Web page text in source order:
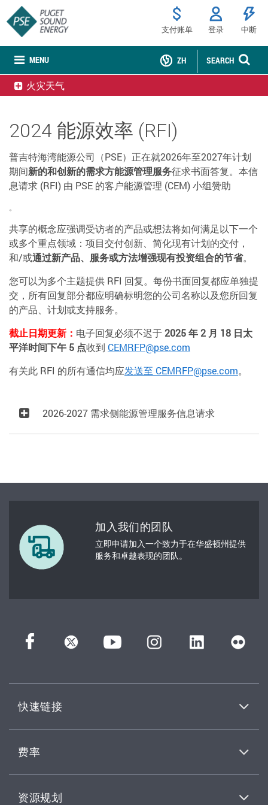
MENU
支付账单 登录 中断
SEARCH
ZH
火灾天气
2024 能源效率 (RFI)
普吉特海湾能源公司（PSE）正在就2026年至2027年计划
期间新的和创新的需求方能源管理服务征求书面答复。本信
息请求 (RFI) 由 PSE 的客户能源管理 (CEM) 小组赞助
。
共享的概念应强调受访者的产品或想法将如何满足以下一个
或多个重点领域：项目交付创新、简化现有计划的交付，
和/或通过新产品、服务或方法增强现有投资组合的节省。
您可以为多个主题提供 RFI 回复。每份书面回复都应单独提
交，所有回复部分都应明确标明您的公司名称以及您所回复
的产品、计划或支持服务。
截止日期更新： 电子回复必须不迟于2025 年 2 月 18 日太
平洋时间下午 5 点收到 CEMRFP@pse.com
有关此 RFI 的所有通信均应发送至 CEMRFP@pse.com。
2026-2027 需求侧能源管理服务信息请求
加入我们的团队
立即申请加入一个致力于在华盛顿州提供
服务和卓越表现的团队。
快速链接
费率
资源规划